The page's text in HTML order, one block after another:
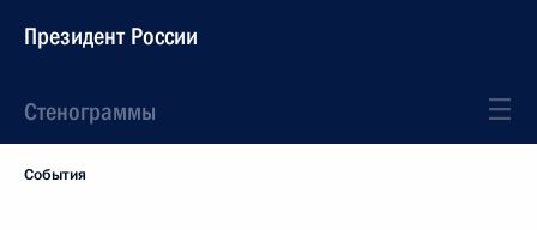
Президент России
Стенограммы
События